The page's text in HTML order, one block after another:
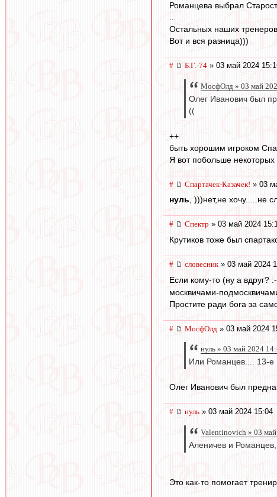
Романцева выбрал
..
Остальных наших
Вот и вся разница)))
# Б.Г.-74 » 03 май 2024
МосфОлд » 03 май
Олег Иванович был
((
++
быть хорошим игроком
Я вот побольше некоторых
# Спартачек-Казачек! » 03
нуль, )))нет,не хочу.....не
# Спектр » 03 май 2024
Крутиков тоже был
# словесник » 03 май 2024
Если кому-то (ну а вдруг?
москвичами-
Простите ради бога за
# МосфОлд » 03 май 2024
нуль » 03 май 2024
Или Романцев.... 13-е
Олег Иванович был
# нуль » 03 май 2024 15:04
Valentinovich » 03
Аленичев и Романцев,
Это как-то помогает